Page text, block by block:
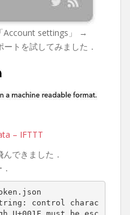
Account settings」 →
トを試してみました．
– IFTTT
できました．
control charac